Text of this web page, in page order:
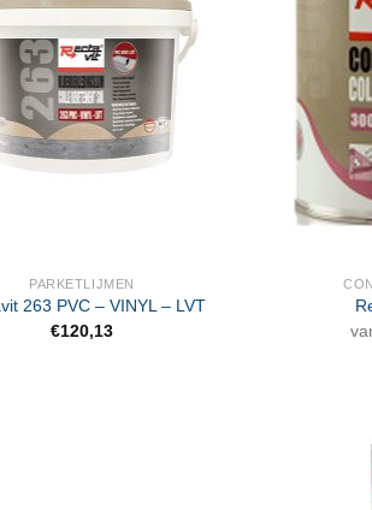
PARKETLIJMEN
263 PVC – VINYL – LVT
€120,13